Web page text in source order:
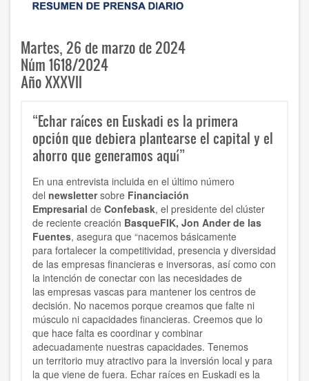
Martes, 26 de marzo de 2024
Núm 1618/2024
Año XXXVII
“Echar raíces en Euskadi es la primera
opción que debiera plantearse el capital y el
ahorro que generamos aquí”
En una entrevista incluida en el último número
del newslettersobre Financiación
Empresarial de Confebask, el presidente del clúster
de reciente creación BasqueFIK, Jon Ander de las
Fuentes, asegura que “nacemos básicamente
para fortalecer la competitividad, presencia y diversidad
de las empresas financieras e inversoras, así como con
la intención de conectar con las necesidades de
las empresas vascas para mantener los centros de
decisión. No nacemos porque creamos que falte ni
músculo ni capacidades financieras. Creemos que lo
que hace falta es coordinar y combinar
adecuadamente nuestras capacidades. Tenemos
un territorio muy atractivo para la inversión local y para
la que viene de fuera. Echar raíces en Euskadi es la